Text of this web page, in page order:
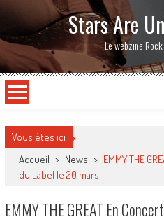
Stars Are
Le webzine
Vous êtes ici
Accueil > News > EMMY THE
du Label le 20 mars
EMMY THE GREAT En